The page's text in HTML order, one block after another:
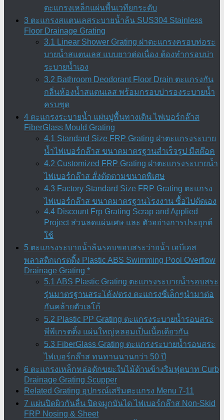
ตะแกรงเหล็กแผ่นพื้นเวทียกระดับ
3 ตะแกรงสแตนเลสระบายน้ำล้น SUS304 Stainless
Floor Drainage Grating
3.1 Linear Shower Grating ฝาตะแกรงครอบท่อระ
บายน้ำสแตนเลส แบบยาวต่อเนื่อง ต้องทำกรอบบ่า
ระบายน้ำเอง
3.2 Bathroom Deodorant Floor Drain ตะแกรงกัน
กลิ่นห้องน้ำสแตนเลส พร้อมกรอบบ่ารองระบายน้ำ
ครบชุด
4 ตะแกรงระบายน้ำ แผ่นปูพื้นทางเดิน ไฟเบอร์กล๊าส
FiberGlass Mould Grating
4.1 Standard Size FRP Grating ฝาตะแกรงระบาย
น้ำไฟเบอร์กล๊าส ขนาดมาตรฐานสำเร็จรูป มีสต๊อค
4.2 Customized FRP Grating ฝาตะแกรงระบายน้ำ
ไฟเบอร์กล๊าส สั่งตัดตามขนาดพิเศษ
4.3 Factory Standard Size FRP Grating ตะแกรง
ไฟเบอร์กล๊าส ขนาดมาตรฐานโรงงาน ซื้อไปตัดเอง
4.4 Discount Frp Grating Scrap and Applied
Project ส่วนลดแผ่นเศษ และ ตัวอย่างการประยุกต์
ใช้
5 ตะแกรงระบายน้ำล้นรอบขอบสระว่ายน้ำ เอบีเอส
พลาสติกเกรตติ้ง Plastic ABS Swimming Pool Overflow
Drainage Grating *
5.1 ABS Plastic Grating ตะแกรงระบายน้ำรอบสระ
รุ่นมาตรฐานสระโค้ง/ตรง ตะแกรงซี่เล็กๆนำมาต่อ
กันคล้ายตัวเลโก้
5.2 Plastic PP Grating ตะแกรงระบายน้ำรอบสระ
พีพีเกรตติ้ง แผ่นใหญ่หลอมเป็นเนื้อเดียวกัน
5.3 FiberGlass Grating ตะแกรงระบายน้ำรอบสระ
ไฟเบอร์กล๊าส ทนทานนานกว่า 50 ปี
6 ตะแกรงเหล็กหล่อดักขยะใบไม้ด้านข้างริมฟุตบาท Curb
Drainage Grating Scupper
Related Grating อุปกรณ์เสริมตะแกรง Menu 7-11
7 แผ่นปิดผิวกันลื่น ปิดจมูกบันได ไฟเบอร์กล๊าส Non-Skid
FRP Nosing & Sheet